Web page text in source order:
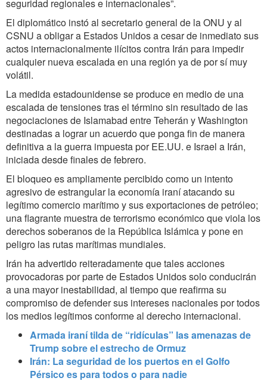
seguridad regionales e internacionales”.
El diplomático instó al secretario general de la ONU y al
CSNU a obligar a Estados Unidos a cesar de inmediato sus
actos internacionalmente ilícitos contra Irán para impedir
cualquier nueva escalada en una región ya de por sí muy
volátil.
La medida estadounidense se produce en medio de una
escalada de tensiones tras el término sin resultado de las
negociaciones de Islamabad entre Teherán y Washington
destinadas a lograr un acuerdo que ponga fin de manera
definitiva a la guerra impuesta por EE.UU. e Israel a Irán,
iniciada desde finales de febrero.
El bloqueo es ampliamente percibido como un intento
agresivo de estrangular la economía iraní atacando su
legítimo comercio marítimo y sus exportaciones de petróleo;
una flagrante muestra de terrorismo económico que viola los
derechos soberanos de la República Islámica y pone en
peligro las rutas marítimas mundiales.
Irán ha advertido reiteradamente que tales acciones
provocadoras por parte de Estados Unidos solo conducirán
a una mayor inestabilidad, al tiempo que reafirma su
compromiso de defender sus intereses nacionales por todos
los medios legítimos conforme al derecho internacional.
Armada iraní tilda de “ridículas” las amenazas de
Trump sobre el estrecho de Ormuz
Irán: La seguridad de los puertos en el Golfo
Pérsico es para todos o para nadie